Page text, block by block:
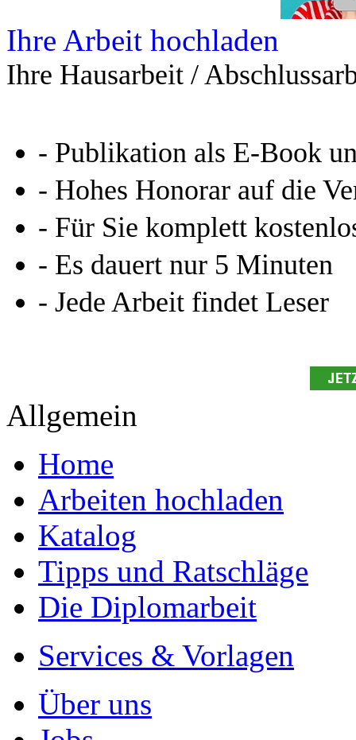
Ihre Arbeit hochladen
Ihre Hausarbeit /
- Publikation als E-Book
- Hohes Honorar auf die
- Für Sie komplett
- Es dauert nur 5 Minuten
- Jede Arbeit findet Leser
Allgemein
Home
Arbeiten hochladen
Katalog
Tipps und Ratschläge
Die Diplomarbeit
Services & Vorlagen
Über uns